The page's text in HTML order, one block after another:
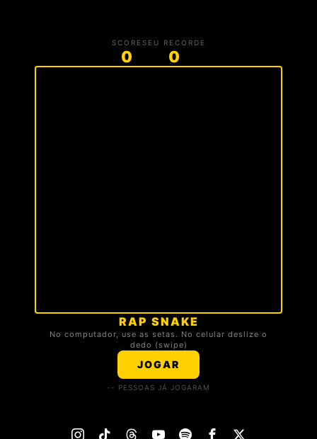
SCORE
0
SEU RECORDE
0
RAP SNAKE
No computador, use as setas. No celular deslize o
dedo (swipe)
JOGAR
🏆 TOP 3 DA TROPA
Carregando ranking...
-- PESSOAS JÁ JOGARAM